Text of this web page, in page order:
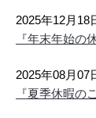
建物面積
26/08/09
仲介手数料
尼崎市 東園田
2025年12月18
『年末年始の
2025年08月07
『夏季休暇の